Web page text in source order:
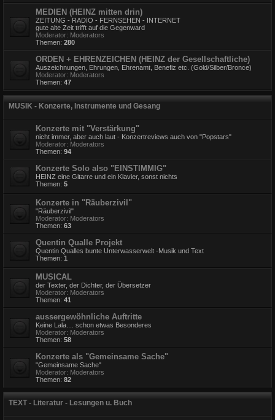
MEDIEN (HEINZ mitten drin)
ZEITUNG - RADIO - FERNSEHEN - INTERNET
gute alte Zeit trifft auf die Gegenward
Moderator: Moderators
Themen: 280
ORDEN + EHRENZEICHEN (HEINZ der Gesellschaftliche)
Auszeichnungen, Ehrungen, Ehrenamt, Benefiz etc. (Gold/Silber/Bronce)
Moderator: Moderators
Themen: 47
MUSIK - Konzerte, Instrumente und Gesang
Konzerte mit "Verstärkung"
nicht immer, aber auch laut - Konzertreviews auch von "Popstars"
Moderator: Moderators
Themen: 94
Konzerte Solo also "EINSTIMMIG"
HEINZ eine Gitarre und ein Klavier, sonst nichts
Themen: 5
Konzerte in "Räuberzivil"
"Räuberzivil"
Moderator: Moderators
Themen: 63
Quentin Qualle Projekt
Quentin Qualles bunte Unterwasserwelt -Musik und Text
Themen: 1
MUSICAL
der Texter, der Dichter, der Übersetzer
Moderator: Moderators
Themen: 41
aussergewöhnliche Auftritte
Keine Lala.... schon etwas Besonderes
Moderator: Moderators
Themen: 58
Konzerte als "Gemeinsame Sache"
"Gemeinsame Sache"
Moderator: Moderators
Themen: 82
TEXT - Literatur - Lesungen u. Buch